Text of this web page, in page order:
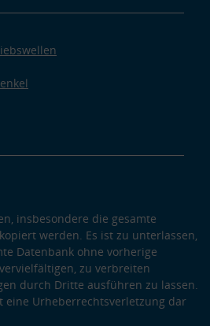
insbesondere die gesamte
werden. Es ist zu unterlassen,
Datenbank ohne vorherige
zu verbreiten
durch Dritte ausführen zu lassen.
eine Urheberrechtsverletzung dar